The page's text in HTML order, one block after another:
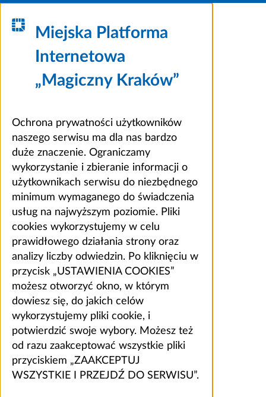
Miejska Platforma
Internetowa
„Magiczny Kraków”
Ochrona prywatności użytkowników
naszego serwisu ma dla nas bardzo
duże znaczenie. Ograniczamy
wykorzystanie i zbieranie informacji o
użytkownikach serwisu do niezbędnego
minimum wymaganego do świadczenia
usług na najwyższym poziomie. Pliki
cookies wykorzystujemy w celu
prawidłowego działania strony oraz
analizy liczby odwiedzin. Po kliknięciu w
przycisk „USTAWIENIA COOKIES”
możesz otworzyć okno, w którym
dowiesz się, do jakich celów
wykorzystujemy pliki cookie, i
potwierdzić swoje wybory. Możesz też
od razu zaakceptować wszystkie pliki
przyciskiem „ZAAKCEPTUJ
WSZYSTKIE I PRZEJDŹ DO SERWISU”.